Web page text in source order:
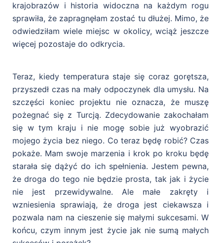
krajobrazów i historia widoczna na każdym rogu
sprawiła, że zapragnęłam zostać tu dłużej. Mimo, że
odwiedziłam wiele miejsc w okolicy, wciąż jeszcze
więcej pozostaje do odkrycia.
Teraz, kiedy temperatura staje się coraz gorętsza,
przyszedł czas na mały odpoczynek dla umysłu. Na
szczęści koniec projektu nie oznacza, że muszę
pożegnać się z Turcją. Zdecydowanie zakochałam
się w tym kraju i nie mogę sobie już wyobrazić
mojego życia bez niego. Co teraz będę robić? Czas
pokaże. Mam swoje marzenia i krok po kroku będę
starała się dążyć do ich spełnienia. Jestem pewna,
że droga do tego nie będzie prosta, tak jak i życie
nie jest przewidywalne. Ale małe zakręty i
wzniesienia sprawiają, że droga jest ciekawsza i
pozwala nam na cieszenie się małymi sukcesami. W
końcu, czym innym jest życie jak nie sumą małych